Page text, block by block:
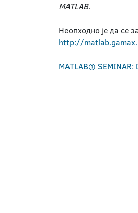
MATLAB.
Неопходно је да се
http://
MATLAB®